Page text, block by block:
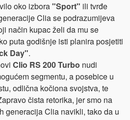
oko izbora"Sport" ili tvrđe
Clia se podrazumijeva
način kupac želi da mu se
puta godišnje isti planira posjetiti
Day".
Clio RS 200 Turbo nudi
segmentu, a posebice u
odlična kočiona svojstva, te
čista retorika, jer smo na
generacija Clia navikli, tako da u